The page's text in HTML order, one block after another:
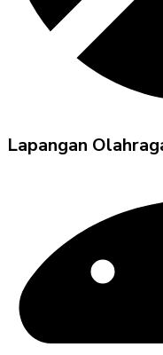
Lapangan